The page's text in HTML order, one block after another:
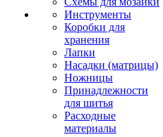
Инструменты
Коробки для
хранения
Лапки
Насадки (матрицы)
Ножницы
Принадлежности
для шитья
Расходные
материалы